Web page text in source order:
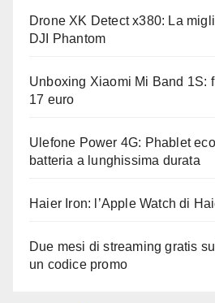
Drone XK Detect x380: La
DJI Phantom
Unboxing Xiaomi Mi Band 1S:
17 euro
Ulefone Power 4G: Phablet
batteria a lunghissima durata
Haier Iron: l’Apple Watch di
Due mesi di streaming gratis
un codice promo